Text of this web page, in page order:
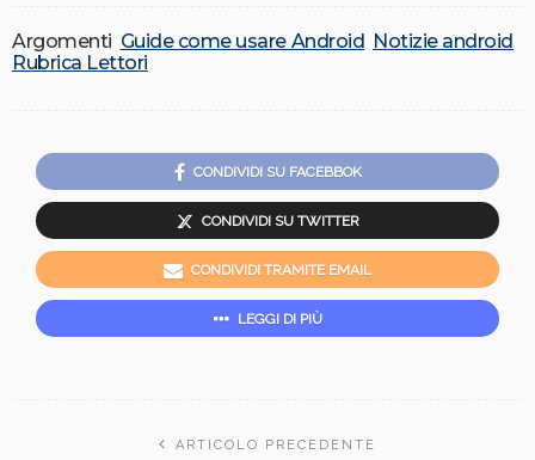
Argomenti Guide come usare Android
Notizie android
Rubrica Lettori
CONDIVIDI SU FACEBBOK
CONDIVIDI SU TWITTER
CONDIVIDI TRAMITE EMAIL
LEGGI DI PIÙ
ARTICOLO PRECEDENTE